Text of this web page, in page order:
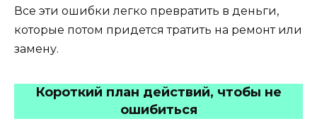
Все эти ошибки легко превратить в деньги,
которые потом придется тратить на ремонт или
замену.
Короткий план действий, чтобы не
ошибиться